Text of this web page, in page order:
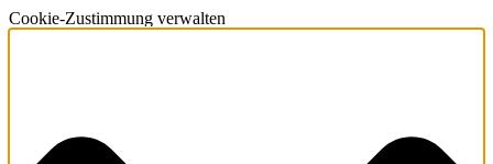
Cookie-Zustimmung verwalten